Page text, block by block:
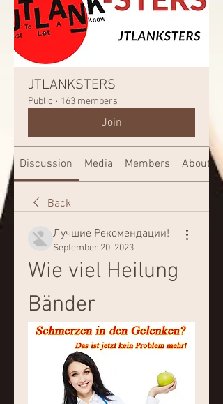
JTLANKSTERS
Public · 163 members
Join
Discussion Media Members About
Back
Лучшие Рекомендации!
September 20, 2023
Wie viel Heilung
Bänder